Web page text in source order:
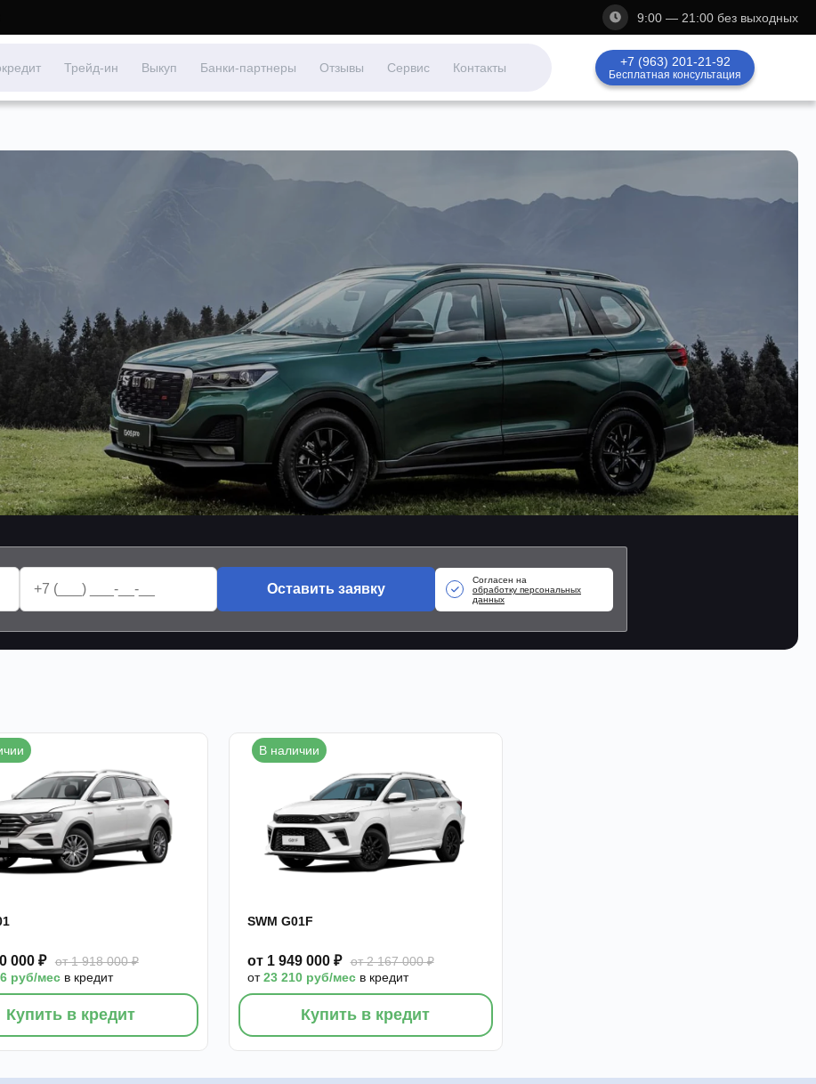
9:00 — 21:00 без выходных
Трейд-ин Выкуп Банки-партнеры Отзывы Сервис Контакты +7 (963) 201-21-92
Бесплатная консультация
Оставить заявку
Согласен на
обработку персональных
данных
000 ₽
от 1 918 000 ₽
руб/месв кредит
Купить в кредит
В наличии
SWM G01F
от 1 949 000 ₽
от 2 167 000 ₽
от23 210 руб/месв кредит
Купить в кредит